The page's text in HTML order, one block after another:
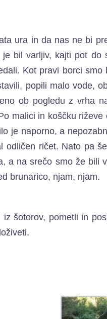
ura in da nas ne bi
bil varljiv, kajti pot do
Kot pravi borci smo
popili malo vode,
ob pogledu z vrha
malici in koščku riževe
je naporno, a
ričet. Nato pa
a na srečo smo že bili
brunarico, njam, njam.
šotorov, pometli in